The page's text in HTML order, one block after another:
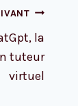
la
tuteur
virtuel